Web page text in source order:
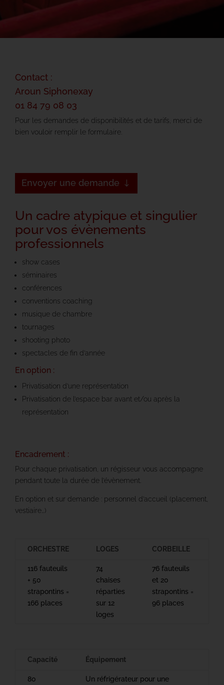
Contact :
Aroun Siphonexay
01 84 79 08 03
Pour les demandes de disponibilités et de tarifs, merci de
bien vouloir remplir le formulaire.
Envoyer une demande
Un cadre atypique et singulier
pour vos évènements
professionnels
show cases
séminaires
conférences
conventions coaching
musique de chambre
tournages
shooting photo
spectacles de fin d’année
En option :
Privatisation d’une représentation
Privatisation de l’espace bar avant et/ou après la
représentation
Encadrement :
Pour chaque privatisation, un régisseur vous accompagne
pendant toute la durée de l’évènement.
En option et sur demande : personnel d’accueil (placement,
vestiaire…)
ORCHESTRE LOGES CORBEILLE
116 fauteuils
+ 50
strapontins =
166 places
74
chaises
réparties
sur 12
loges
76 fauteuils
et 20
strapontins =
96 places
Capacité Équipement
80
Un réfrigérateur pour une